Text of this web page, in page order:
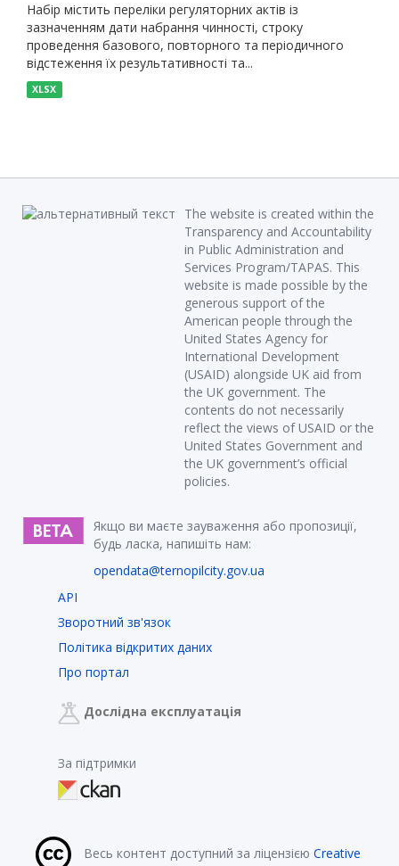
Набір містить переліки регуляторних актів із
зазначенням дати набрання чинності, строку
проведення базового, повторного та періодичного
відстеження їх результативності та...
XLSX
The website is created within the
Transparency and Accountability
in Public Administration and
Services Program/TAPAS. This
website is made possible by the
generous support of the
American people through the
United States Agency for
International Development
(USAID) alongside UK aid from
the UK government. The
contents do not necessarily
reflect the views of USAID or the
United States Government and
the UK government’s official
policies.
Якщо ви маєте зауваження або пропозиції,
будь ласка, напишіть нам:
opendata@ternopilcity.gov.ua
API
Зворотний зв'язок
Політика відкритих даних
Про портал
Дослідна експлуатація
За підтримки
Весь контент доступний за ліцензією Creative